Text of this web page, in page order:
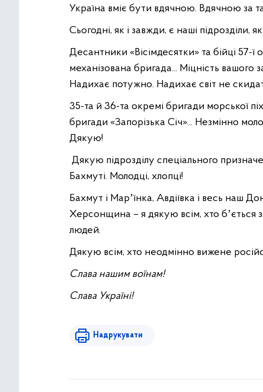
Україна вміє бути вдячною. Вдячною за
Сьогодні, як і завжди, є наші підрозділи,
Десантники «Вісімдесятки» та бійці 57-
механізована бригада... Міцність вашого
Надихає потужно. Надихає світ не
35-та й 36-та окремі бригади морської
бригади «Запорізька Січ»... Незмінно
Дякую!
Дякую підрозділу спеціального
Бахмуті. Молодці, хлопці!
Бахмут і Марʼїнка, Авдіївка і весь наш
Херсонщина – я дякую всім, хто бʼється
людей.
Дякую всім, хто неодмінно вижене
Слава нашим воїнам!
Слава Україні!
Надрукувати